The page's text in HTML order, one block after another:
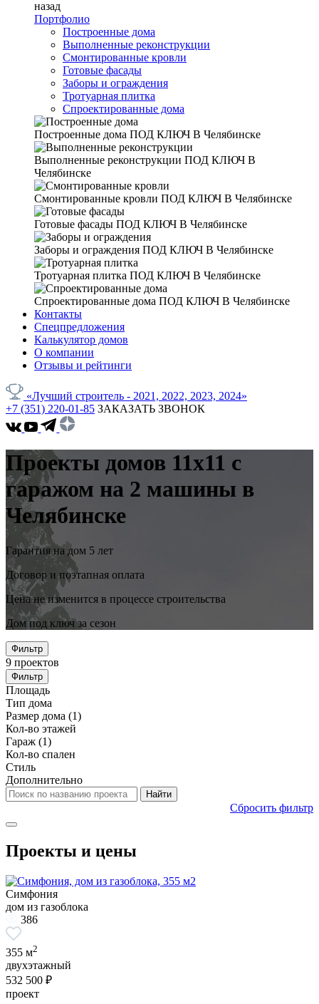
назад
Портфолио
Построенные дома
Выполненные реконструкции
Смонтированные кровли
Готовые фасады
Заборы и ограждения
Тротуарная плитка
Спроектированные дома
Построенные дома ПОД КЛЮЧ В Челябинске
Выполненные реконструкции ПОД КЛЮЧ В
Челябинске
Смонтированные кровли ПОД КЛЮЧ В Челябинске
Готовые фасады ПОД КЛЮЧ В Челябинске
Заборы и ограждения ПОД КЛЮЧ В Челябинске
Тротуарная плитка ПОД КЛЮЧ В Челябинске
Спроектированные дома ПОД КЛЮЧ В Челябинске
Контакты
Спецпредложения
Калькулятор домов
О компании
Отзывы и рейтинги
«Лучший строитель - 2021, 2022, 2023, 2024»
+7 (351) 220-01-85 ЗАКАЗАТЬ ЗВОНОК
Проекты домов 11x11 с
гаражом на 2 машины в
Челябинске
Гарантия на дом 5 лет
Договор и поэтапная оплата
Цена не изменится в процессе строительства
Дом под ключ за сезон
Фильтр
9 проектов
Фильтр
Площадь
Тип дома
Размер дома (1)
Кол-во этажей
Гараж (1)
Кол-во спален
Стиль
Дополнительно
Сбросить фильтр
Проекты и цены
Симфония
дом из газоблока
386
355 м2
двухэтажный
532 500 ₽
проект